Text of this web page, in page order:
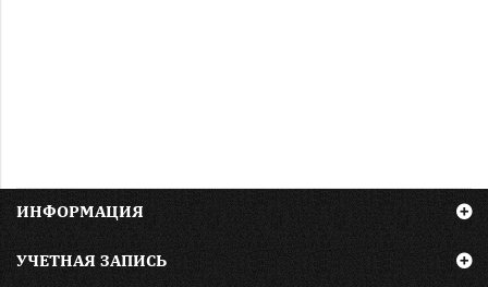
ИНФОРМАЦИЯ
УЧЕТНАЯ ЗАПИСЬ